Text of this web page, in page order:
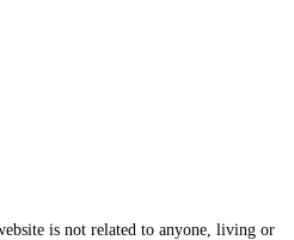
is not related to anyone, living or